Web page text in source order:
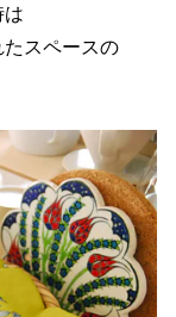
スペースの